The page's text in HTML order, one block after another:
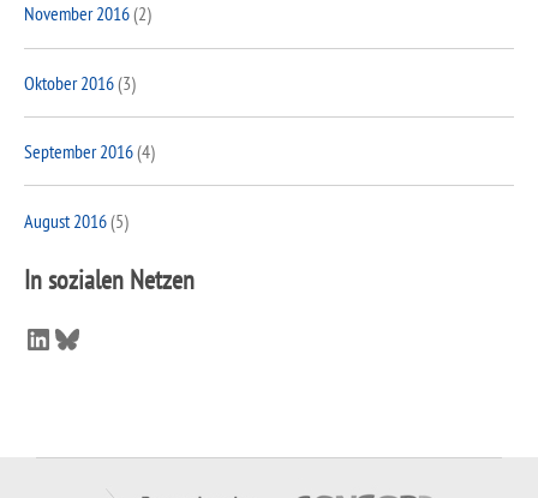
November 2016(2)
Oktober 2016(3)
September 2016(4)
August 2016(5)
In sozialen Netzen
LinkedIn
Bluesky